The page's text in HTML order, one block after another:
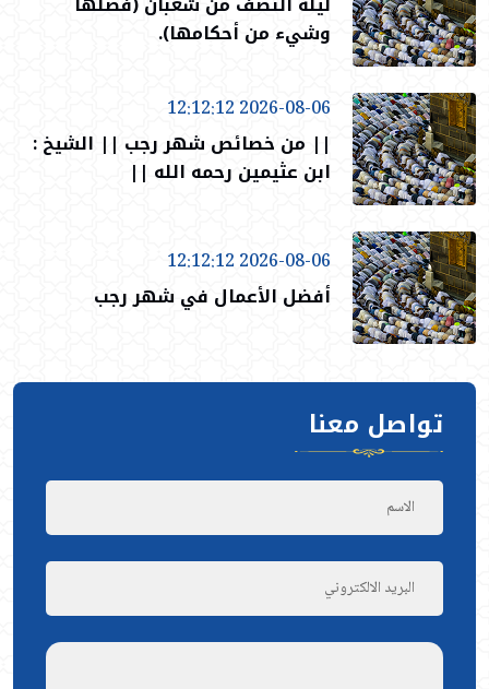
وشيء من أحكامها).
2026-08-06 12:12:12
|| من خصائص شهر رجب || الشيخ :
ابن عثيمين رحمه الله ||
2026-08-06 12:12:12
أفضل الأعمال في شهر رجب
تواصل معنا